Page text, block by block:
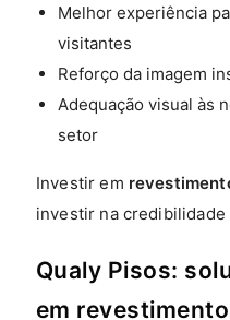
Melhor experiência
visitantes
Reforço da imagem
Adequação visual às
setor
Investir em
investir na credibilidade
Qualy Pisos:
em